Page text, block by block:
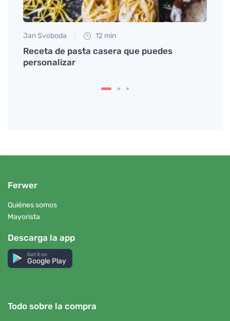
Jan Svoboda 12 min
Receta de pasta casera que puedes
personalizar
Ferwer
Quiénes somos
Mayorista
Descarga la app
Get it on
Google Play
Todo sobre la compra